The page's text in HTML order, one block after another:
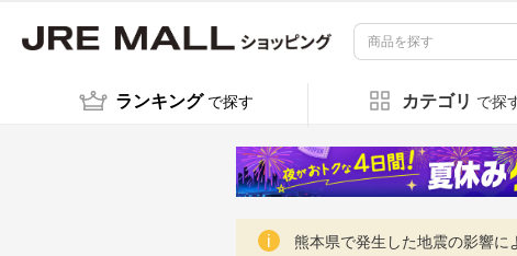
ランキング で探す カテゴリ で探
熊本県で発生した地震の影響に